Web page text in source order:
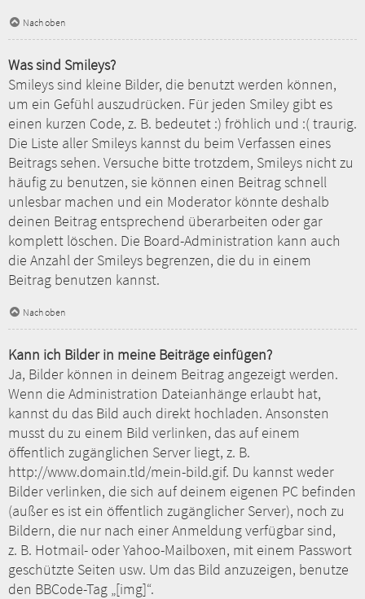
Nach oben
Was sind Smileys?
Smileys sind kleine Bilder, die benutzt werden können,
um ein Gefühl auszudrücken. Für jeden Smiley gibt es
einen kurzen Code, z. B. bedeutet :) fröhlich und :( traurig.
Die Liste aller Smileys kannst du beim Verfassen eines
Beitrags sehen. Versuche bitte trotzdem, Smileys nicht zu
häufig zu benutzen, sie können einen Beitrag schnell
unlesbar machen und ein Moderator könnte deshalb
deinen Beitrag entsprechend überarbeiten oder gar
komplett löschen. Die Board-Administration kann auch
die Anzahl der Smileys begrenzen, die du in einem
Beitrag benutzen kannst.
Nach oben
Kann ich Bilder in meine Beiträge einfügen?
Ja, Bilder können in deinem Beitrag angezeigt werden.
Wenn die Administration Dateianhänge erlaubt hat,
kannst du das Bild auch direkt hochladen. Ansonsten
musst du zu einem Bild verlinken, das auf einem
öffentlich zugänglichen Server liegt, z. B.
http://www.domain.tld/mein-bild.gif. Du kannst weder
Bilder verlinken, die sich auf deinem eigenen PC befinden
(außer es ist ein öffentlich zugänglicher Server), noch zu
Bildern, die nur nach einer Anmeldung verfügbar sind,
z. B. Hotmail- oder Yahoo-Mailboxen, mit einem Passwort
geschützte Seiten usw. Um das Bild anzuzeigen, benutze
den BBCode-Tag „[img]“.